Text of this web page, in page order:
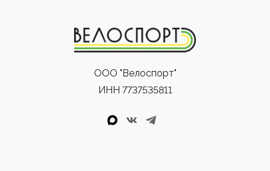
ООО "Велоспорт"
ИНН 7737535811